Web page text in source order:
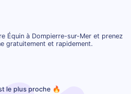
Équin à Dompierre-sur-Mer et prenez
gratuitement et rapidement.
le plus proche 🔥